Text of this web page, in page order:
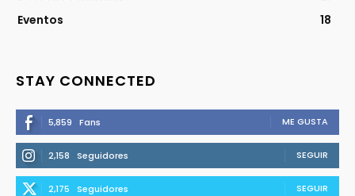
Eventos
18
STAY CONNECTED
5,859 Fans ME GUSTA
2,158 Seguidores SEGUIR
2,175 Seguidores SEGUIR